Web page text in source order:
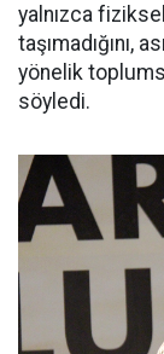
yalnızca
taşımadığını,
yönelik
söyledi.